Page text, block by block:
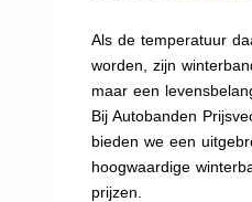
Als de temperatuur
worden, zijn
maar een
Bij Autobanden
bieden we een
hoogwaardige
prijzen.